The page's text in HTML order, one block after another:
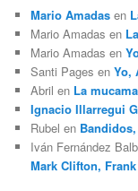
Mario Amadas en
Mario Amadas en
Mario Amadas en
Santi Pages enYo,
Abril en La
Ignacio Illarregui
Rubel en
Iván Fernández
Mark Clifton,